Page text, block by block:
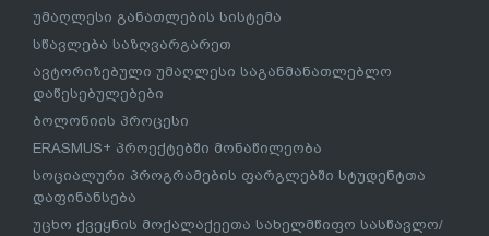
უმაღლესი განათლების სისტემა
სწავლება საზღვარგარეთ
ავტორიზებული უმაღლესი საგანმანათლებლო
დაწესებულებები
ბოლონიის პროცესი
ERASMUS+ პროექტებში მონაწილეობა
სოციალური პროგრამების ფარგლებში სტუდენტთა
დაფინანსება
უცხო ქვეყნის მოქალაქეეთა სახელმწიფო სასწავლო/